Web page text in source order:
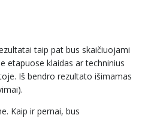
taip pat bus skaičiuojami
etapuose klaidas ar techninius
Iš bendro rezultato išimamas
Kaip ir pernai, bus